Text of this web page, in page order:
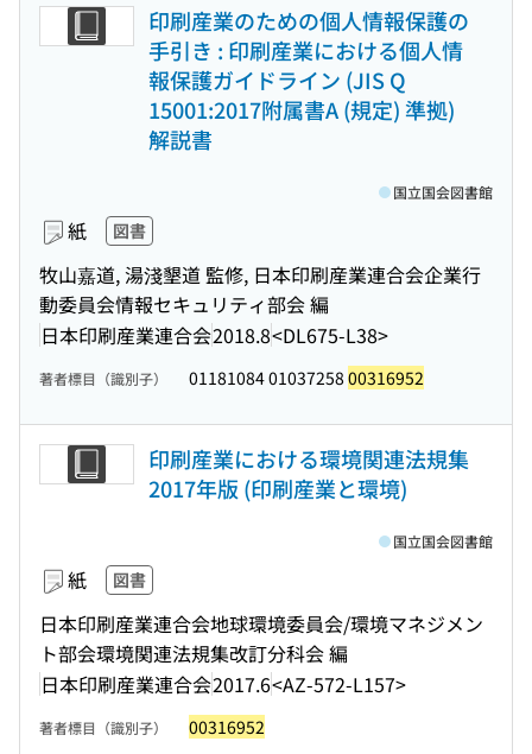
印刷産業のための個人情報保護の
手引き : 印刷産業における個人情
報保護ガイドライン (JIS Q
15001:2017附属書A (規定) 準拠)
解説書
紙 図書
牧山嘉道, 湯淺墾道 監修, 日本印刷産業連合会企業行
動委員会情報セキュリティ部会 編
日本印刷産業連合会2018.8<DL675-L38>
国立国会図書館
著者標目（識別子） 01181084 01037258 00316952
印刷産業における環境関連法規集
2017年版 (印刷産業と環境)
紙 図書
日本印刷産業連合会地球環境委員会/環境マネジメン
ト部会環境関連法規集改訂分科会 編
日本印刷産業連合会2017.6<AZ-572-L157>
国立国会図書館
著者標目（識別子） 00316952